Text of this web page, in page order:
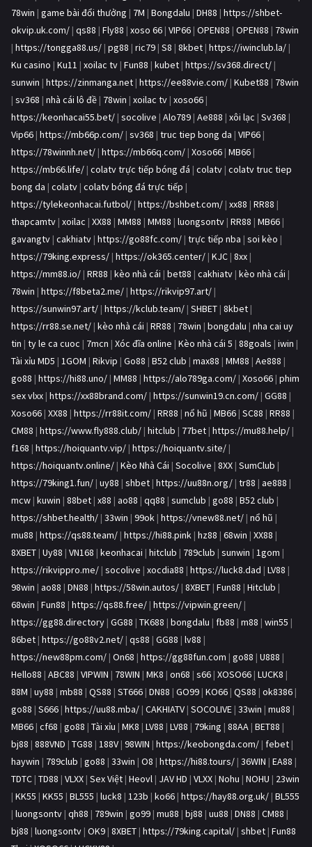
78win | game bài đổi thưởng | 7M | Bongdalu | DH88 | https://shbet-
okvip.uk.com/ | qs88 | Fly88 | xoso 66 | VIP66 | OPEN88 | OPEN88 | 78win
| https://tongga88.us/ | pg88 | ric79 | S8 | 8kbet | https://iwinclub.la/ |
Ku casino | Ku11 | xoilac tv | Fun88 | kubet | https://sv368.direct/ |
sunwin | https://zinmanga.net | https://ee88vie.com/ | Kubet88 | 78win
| sv368 | nhà cái lô đề | 78win | xoilac tv | xoso66 |
https://keonhacai55.bet/ | socolive | Alo789 | Ae888 | xôi lạc | Sv368 |
Vip66 | https://mb66p.com/ | sv368 | truc tiep bong da | VIP66 |
https://78winnh.net/ | https://mb66q.com/ | Xoso66 | MB66 |
https://mb66.life/ | colatv trực tiếp bóng đá | colatv | colatv truc tiep
bong da | colatv | colatv bóng đá trực tiếp |
https://tylekeonhacai.futbol/ | https://bshbet.com/ | xx88 | RR88 |
thapcamtv | xoilac | XX88 | MM88 | MM88 | luongsontv | RR88 | MB66 |
gavangtv | cakhiatv | https://go88fc.com/ | trực tiếp nba | soi kèo |
https://79king.express/ | https://ok365.center/ | KJC | 8xx |
https://mm88.io/ | RR88 | kèo nhà cái | bet88 | cakhiatv | kèo nhà cái |
78win | https://f8beta2.me/ | https://rikvip97.art/ |
https://sunwin97.art/ | https://kclub.team/ | SHBET | 8kbet |
https://rr88.se.net/ | kèo nhà cái | RR88 | 78win | bongdalu | nha cai uy
tin | ty le ca cuoc | 7mcn | Xóc đĩa online | Kèo nhà cái 5 | 88goals | iwin |
Tài xỉu MD5 | 1GOM | Rikvip | Go88 | B52 club | max88 | MM88 | Ae888 |
go88 | https://hi88.uno/ | MM88 | https://alo789ga.com/ | Xoso66 | phim
sex vlxx | https://xx88brand.com/ | https://sunwin19.cn.com/ | GG88 |
Xoso66 | XX88 | https://rr88it.com/ | RR88 | nổ hũ | MB66 | SC88 | RR88 |
CM88 | https://www.fly888.club/ | hitclub | 77bet | https://mu88.help/ |
f168 | https://hoiquantv.vip/ | https://hoiquantv.site/ |
https://hoiquantv.online/ | Kèo Nhà Cái | Socolive | 8XX | SumClub |
https://79king1.fun/ | uy88 | shbet | https://uu88n.org/ | tr88 | ae888 |
mcw | kuwin | 88bet | x88 | ao88 | qq88 | sumclub | go88 | B52 club |
https://shbet.health/ | 33win | 99ok | https://vnew88.net/ | nổ hũ |
mu88 | https://qs88.team/ | https://hi88.pink | hz88 | 68win | XX88 |
8XBET | Uy88 | VN168 | keonhacai | hitclub | 789club | sunwin | 1gom |
https://rikvippro.me/ | socolive | xocdia88 | https://luck8.dad | LV88 |
98win | ao88 | DN88 | https://58win.autos/ | 8XBET | Fun88 | Hitclub |
68win | Fun88 | https://qs88.free/ | https://vipwin.green/ |
https://gg88.directory | GG88 | TK688 | bongdalu | fb88 | m88 | win55 |
86bet | https://go88v2.net/ | qs88 | GG88 | lv88 |
https://new88pm.com/ | On68 | https://gg88fun.com | go88 | U888 |
Hello88 | ABC88 | VIPWIN | 78WIN | MK8 | on68 | s66 | XOSO66 | LUCK8 |
88M | uy88 | mb88 | QS88 | ST666 | DN88 | GO99 | KO66 | QS88 | ok8386 |
go88 | S666 | https://uu88.mba/ | CAKHIATV | SOCOLIVE | 33win | mu88 |
MB66 | cf68 | go88 | Tài xỉu | MK8 | LV88 | LV88 | 79king | 88AA | BET88 |
bj88 | 888VND | TG88 | 188V | 98WIN | https://keobongda.com/ | febet |
haywin | 789club | go88 | 33win | O8 | https://hi88.tours/ | 36WIN | EA88 |
TDTC | TD88 | VLXX | Sex Việt | Heovl | JAV HD | VLXX | Nohu | NOHU | 23win
| KK55 | KK55 | BL555 | luck8 | 123b | ko66 | https://hay88.org.uk/ | BL555
| luongsontv | qh88 | 789win | go99 | mu88 | bj88 | uu88 | DN88 | CM88 |
bj88 | luongsontv | OK9 | 8XBET | https://79king.capital/ | shbet | Fun88